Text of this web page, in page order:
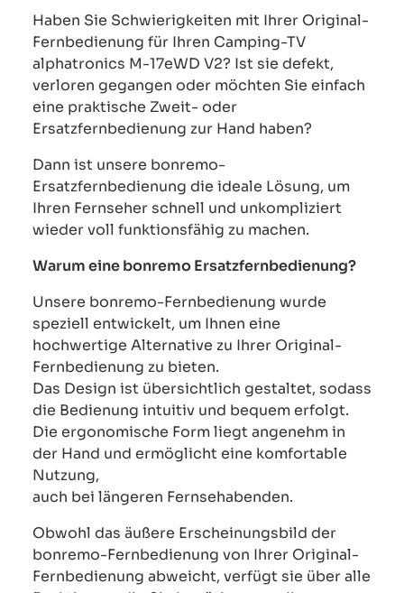
Haben Sie Schwierigkeiten mit Ihrer Original-
Fernbedienung für Ihren Camping-TV
alphatronics M-17eWD V2? Ist sie defekt,
verloren gegangen oder möchten Sie einfach
eine praktische Zweit- oder
Ersatzfernbedienung zur Hand haben?
Dann ist unsere bonremo-
Ersatzfernbedienung die ideale Lösung, um
Ihren Fernseher schnell und unkompliziert
wieder voll funktionsfähig zu machen.
Warum eine bonremo Ersatzfernbedienung?
Unsere bonremo-Fernbedienung wurde
speziell entwickelt, um Ihnen eine
hochwertige Alternative zu Ihrer Original-
Fernbedienung zu bieten.
Das Design ist übersichtlich gestaltet, sodass
die Bedienung intuitiv und bequem erfolgt.
Die ergonomische Form liegt angenehm in
der Hand und ermöglicht eine komfortable
Nutzung,
auch bei längeren Fernsehabenden.
Obwohl das äußere Erscheinungsbild der
bonremo-Fernbedienung von Ihrer Original-
Fernbedienung abweicht, verfügt sie über alle